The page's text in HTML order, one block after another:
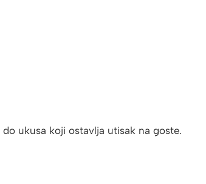
ukusa koji ostavlja utisak na goste.